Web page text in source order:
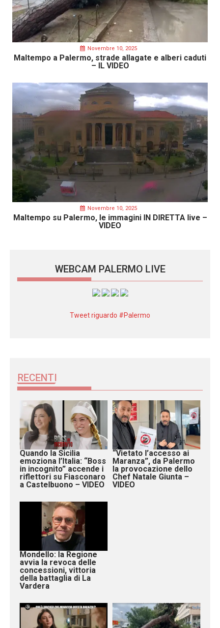
Novembre 10, 2025
Maltempo a Palermo, strade allagate e alberi caduti
– IL VIDEO
Novembre 10, 2025
Maltempo su Palermo, le immagini IN DIRETTA live –
VIDEO
WEBCAM PALERMO LIVE
Tweet riguardo #Palermo
RECENTI
Quando la Sicilia
emoziona l’Italia: “Boss
in incognito” accende i
riflettori su Fiasconaro
a Castelbuono – VIDEO
“Vietato l’accesso ai
Maranza”, da Palermo
la provocazione dello
Chef Natale Giunta –
VIDEO
Mondello: la Regione
avvia la revoca delle
concessioni, vittoria
della battaglia di La
Vardera